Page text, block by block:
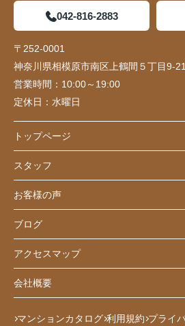
042-816-2883
〒252-0001
神奈川県相模原市南区上鶴間５丁目9-
営業時間： 10:00～19:00
定休日： 水曜日
トップページ
スタッフ
お客様の声
ブログ
アクセスマップ
会社概要
マンションカタログ 利用規約 プライ